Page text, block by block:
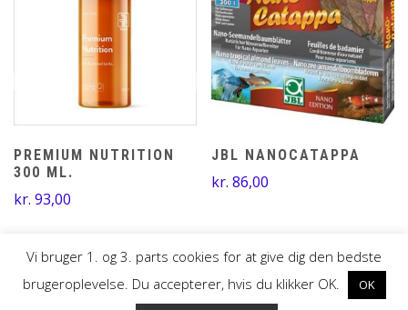
PREMIUM NUTRITION
300 ML.
kr. 93,00
JBL NANOCATAPPA
kr. 86,00
UDVIKLET AF MTH DESIGN
Vi bruger 1. og 3. parts cookies for at give dig den bedste
brugeroplevelse. Du accepterer, hvis du klikker OK.
OK